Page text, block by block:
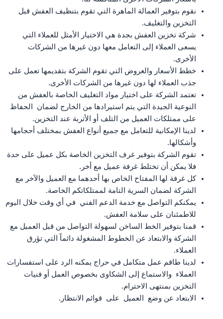
نقوم بتوفير العمالة الماهرة التي تقوم بتنظيف العفش قبل
التخزين والتغليف.
شركة تخزين العفش بجدة هي الاختيار الأمثل للعملاء التي
يسعى العملاء إلى التعامل معها دون غيرها من الشركات
الأخرى.
خطط الأسعار والعروض التي تقوم الشركة بتقديمها تعمل على
جذب العملاء لها دون غيرها من الشركات الأخرى.
تعتمد الشركة على اختيار مواد التغليف الخاصة بالعفش من
النوعية الجيدة التي يتم استيرادها من الخارج لضمان الحفاظ
على ممتلكات العميل من التلف أو الأتربة عند التخزين.
لدينا الإمكانية للتعامل مع جميع أنواع العفش بمختلف أحجامها
وأشكالها.
تقوم الشركة بتوفير غرف التخزين الخاصة بكل عميل على حدة
فلا يمكن أن تختلط غرفة عميل مع أخر.
كل غرفة لها المفتاح الخاص بها أحدهما مع العميل والآخر مع
الشركة لضمان السرية التامة لممتلكاتكم الخاصة.
يمكنكم التواصل مع خدمة الدعم الفني في أي وقت خلال اليوم
للاطمئنان على سلامة العفش.
قمنا بتوفير الخط الساخن لسهولة التواصل من قبل العميل مع
الشركة والابتعاد عن الخطوط المشغولة دائماً التي تؤرق
العملاء.
لدينا طاقم عمل متكامل في حراج يمكنه الرد على استفسارات
العملاء والاستماع إلى الشكاوى بخصوص العمل أو فنيات
التخزين بمنتهى الاحترام.
الابتعاد عن وضع العميل على قوائم الانتظار.